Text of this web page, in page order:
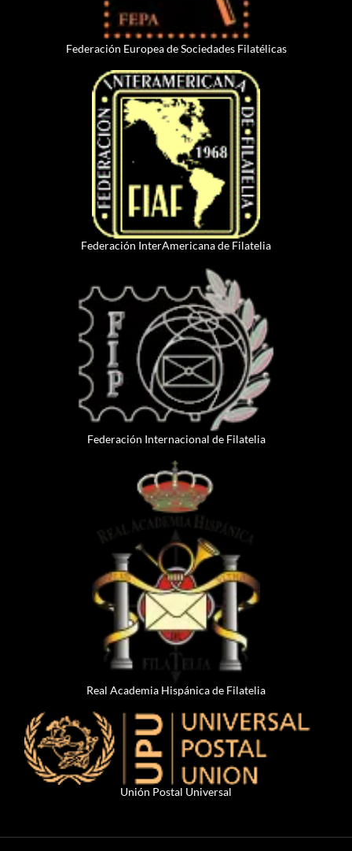
Federación Europea de Sociedades Filatélicas
Federación InterAmericana de Filatelia
Federación Internacional de Filatelia
Real Academia Hispánica de Filatelia
Unión Postal Universal